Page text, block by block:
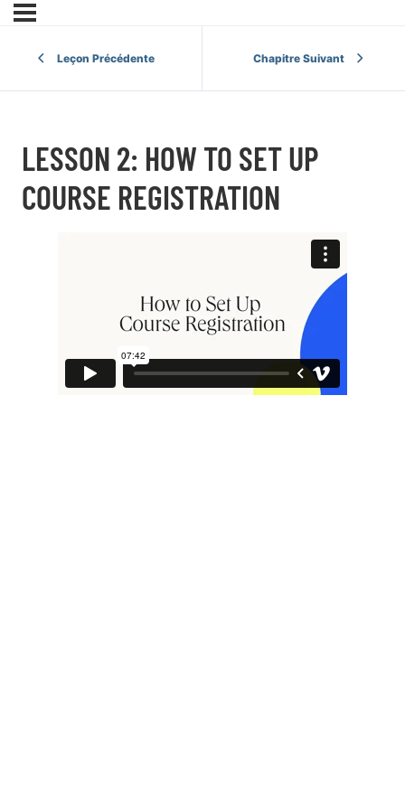
Leçon Précédente Chapitre Suivant
LESSON 2: HOW TO SET UP
COURSE REGISTRATION